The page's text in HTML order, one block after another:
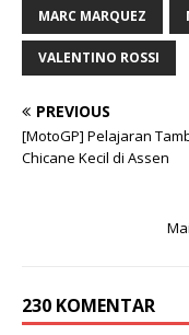
MARC MARQUEZ
VALENTINO ROSSI
PREVIOUS
[MotoGP] Pelajaran
Chicane Kecil di Assen
230 KOMENTAR